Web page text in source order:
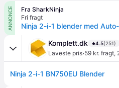
ANNONCE
Fra SharkNinja
Fri fragt
Komplett.dk 4.5(251)
Laveste pris·59 kr. fragt,
Ninja 2-i-1 BN750EU Blender